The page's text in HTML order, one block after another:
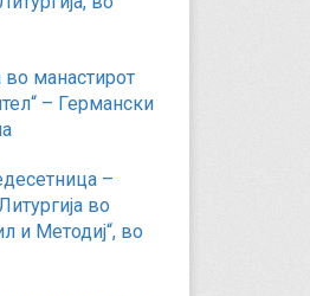
манастирот
– Германски
–
во
и Методиј“, во